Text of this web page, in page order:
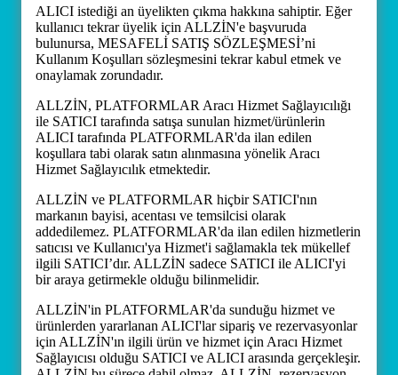
ALICI istediği an üyelikten çıkma hakkına sahiptir. Eğer
kullanıcı tekrar üyelik için ALLZİN'e başvuruda
bulunursa, MESAFELİ SATIŞ SÖZLEŞMESİ’ni
Kullanım Koşulları sözleşmesini tekrar kabul etmek ve
onaylamak zorundadır.
ALLZİN, PLATFORMLAR Aracı Hizmet Sağlayıcılığı
ile SATICI tarafında satışa sunulan hizmet/ürünlerin
ALICI tarafında PLATFORMLAR'da ilan edilen
koşullara tabi olarak satın alınmasına yönelik Aracı
Hizmet Sağlayıcılık etmektedir.
ALLZİN ve PLATFORMLAR hiçbir SATICI'nın
markanın bayisi, acentası ve temsilcisi olarak
addedilemez. PLATFORMLAR'da ilan edilen hizmetlerin
satıcısı ve Kullanıcı'ya Hizmet'i sağlamakla tek mükellef
ilgili SATICI’dır. ALLZİN sadece SATICI ile ALICI'yi
bir araya getirmekle olduğu bilinmelidir.
ALLZİN'in PLATFORMLAR'da sunduğu hizmet ve
ürünlerden yararlanan ALICI'lar sipariş ve rezervasyonlar
için ALLZİN'ın ilgili ürün ve hizmet için Aracı Hizmet
Sağlayıcısı olduğu SATICI ve ALICI arasında gerçekleşir.